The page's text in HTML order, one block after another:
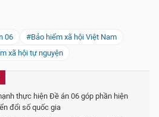
06
#Bảo hiểm xã hội Việt Nam
xã hội tự nguyện
thực hiện Đề án 06 góp phần hiện
đổi số quốc gia